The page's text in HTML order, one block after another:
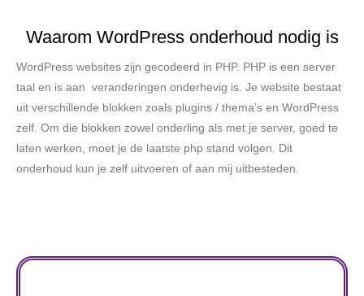
Waarom WordPress onderhoud nodig is
WordPress websites zijn gecodeerd in PHP. PHP is een server
taal en is aan veranderingen onderhevig is. Je website bestaat
uit verschillende blokken zoals plugins / thema’s en WordPress
zelf. Om die blokken zowel onderling als met je server, goed te
laten werken, moet je de laatste php stand volgen. Dit
onderhoud kun je zelf uitvoeren of aan mij uitbesteden.